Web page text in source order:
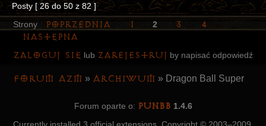
Posty [ 26 do 50 z 82 ]
Strony
Poprzednia 1 2 3
4
Następna
Zaloguj się lub zarejestruj by napisać odpowiedź
Forum AZM » Archiwum » Dragon Ball Super
Forum oparte o: PunBB 1.4.6